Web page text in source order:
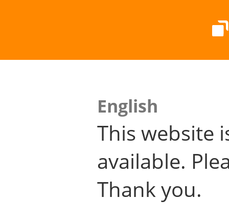
English
This website
available.
Thank you.